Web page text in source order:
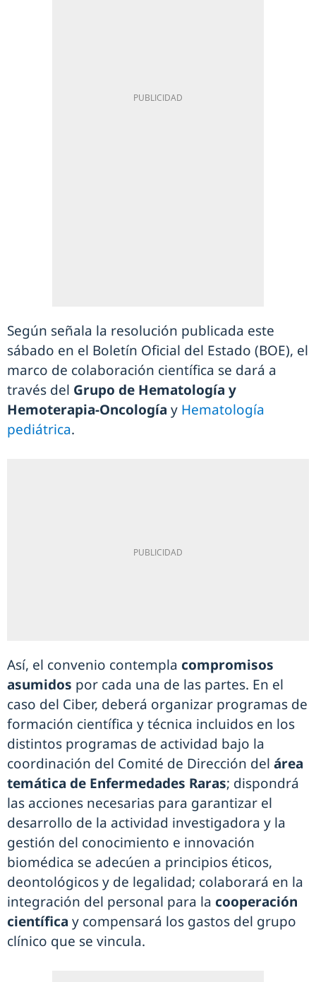
Según señala la resolución publicada este
sábado en el Boletín Oficial del Estado (BOE), el
marco de colaboración científica se dará a
través del Grupo de Hematología y
Hemoterapia-Oncología y Hematología
pediátrica.
Así, el convenio contempla compromisos
asumidos por cada una de las partes. En el
caso del Ciber, deberá organizar programas de
formación científica y técnica incluidos en los
distintos programas de actividad bajo la
coordinación del Comité de Dirección del área
temática de Enfermedades Raras; dispondrá
las acciones necesarias para garantizar el
desarrollo de la actividad investigadora y la
gestión del conocimiento e innovación
biomédica se adecúen a principios éticos,
deontológicos y de legalidad; colaborará en la
integración del personal para la cooperación
científica y compensará los gastos del grupo
clínico que se vincula.